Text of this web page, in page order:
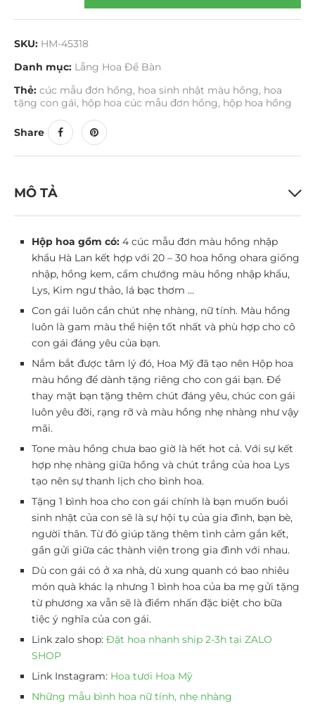
SKU: HM-45318
Danh mục: Lẵng Hoa Để Bàn
Thẻ: cúc mẫu đơn hồng, hoa sinh nhật màu hồng, hoa
tặng con gái, hộp hoa cúc mẫu đơn hồng, hộp hoa hồng
Share
MÔ TẢ
Hộp hoa gồm có: 4 cúc mẫu đơn màu hồng nhập
khẩu Hà Lan kết hợp với 20 – 30 hoa hồng ohara giống
nhập, hồng kem, cẩm chướng màu hồng nhập khẩu,
Lys, Kim ngư thảo, lá bạc thơm …
Con gái luôn cần chút nhẹ nhàng, nữ tính. Màu hồng
luôn là gam màu thể hiện tốt nhất và phù hợp cho cô
con gái đáng yêu của bạn.
Nắm bắt được tâm lý đó, Hoa Mỹ đã tạo nên Hộp hoa
màu hồng để dành tặng riêng cho con gái bạn. Để
thay mặt bạn tặng thêm chút đáng yêu, chúc con gái
luôn yêu đời, rạng rỡ và màu hồng nhẹ nhàng như vậy
mãi.
Tone màu hồng chưa bao giờ là hết hot cả. Với sự kết
hợp nhẹ nhàng giữa hồng và chút trắng của hoa Lys
tạo nên sự thanh lịch cho bình hoa.
Tặng 1 bình hoa cho con gái chính là bạn muốn buổi
sinh nhật của con sẽ là sự hội tụ của gia đình, bạn bè,
người thân. Từ đó giúp tăng thêm tình cảm gắn kết,
gần gửi giữa các thành viên trong gia đình với nhau.
Dù con gái có ở xa nhà, dù xung quanh có bao nhiêu
món quà khác lạ nhưng 1 bình hoa của ba mẹ gửi tặng
từ phương xa vẫn sẽ là điểm nhấn đặc biệt cho bữa
tiệc ý nghĩa của con gái.
Link zalo shop: Đặt hoa nhanh ship 2-3h tại ZALO
SHOP
Link Instagram: Hoa tươi Hoa Mỹ
Những mẫu bình hoa nữ tính, nhẹ nhàng